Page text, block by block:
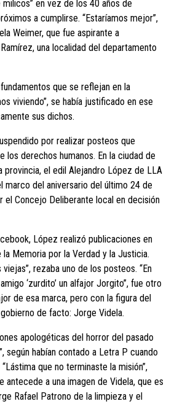
milicos” en vez de los 40 años de
a cumplirse. “Estaríamos mejor”,
Weimer, que fue aspirante a
una localidad del departamento
que se reflejan en la
viviendo”, se había justificado en ese
sus dichos.
por realizar posteos que
los derechos humanos. En la ciudad de
provincia, el edil Alejandro López de LLA
marco del aniversario del último 24 de
el Concejo Deliberante local en decisión
López realizó publicaciones en
Memoria por la Verdad y la Justicia.
rezaba uno de los posteos. “En
‘zurdito’ un alfajor Jorgito”, fue otro
de esa marca, pero con la figura del
de facto: Jorge Videla.
apologéticas del horror del pasado
según habían contado a Letra P cuando
que no terminaste la misión”,
a una imagen de Videla, que es
Rafael Patrono de la limpieza y el